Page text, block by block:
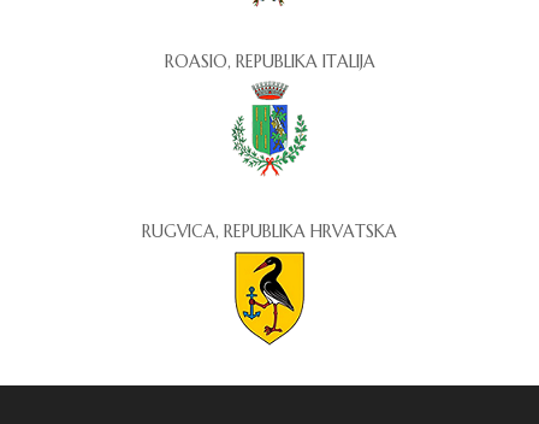
ROASIO, REPUBLIKA ITALIJA
RUGVICA, REPUBLIKA HRVATSKA